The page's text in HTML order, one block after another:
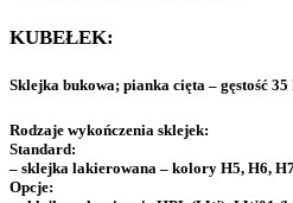
KUBEŁEK:
Sklejka bukowa; pianka cięta – gęstość 35
Rodzaje wykończenia sklejek:
Standard:
– sklejka lakierowana – kolory H5, H6,
Opcje: